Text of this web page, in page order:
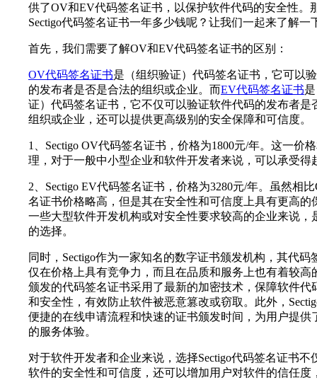
供了OV和EV代码签名证书，以保护软件代码的安全性。
Sectigo代码签名证书一年多少钱呢？让我们一起来了解一
首先，我们需要了解OV和EV代码签名证书的区别：
OV代码签名证书是（组织验证）代码签名证书，它可以
的发布者是否是合法的组织或企业。而EV代码签名证书
证）代码签名证书，它不仅可以验证软件代码的发布者是
组织或企业，还可以提供更高级别的安全保障和可信度。
1、Sectigo OV代码签名证书，价格为1800元/年。这一价
理，对于一般中小型企业和软件开发者来说，可以承受得
2、Sectigo EV代码签名证书，价格为3280元/年。虽然相
名证书价格略高，但是其在安全性和可信度上具有更高的
一些大型软件开发机构或对安全性要求较高的企业来说，
的选择。
同时，Sectigo作为一家知名的数字证书颁发机构，其代码
仅在价格上具有竞争力，而且在品质和服务上也有着较高
颁发的代码签名证书采用了最新的加密技术，保障软件代
和安全性，有效防止软件被恶意篡改或窃取。此外，
便捷的在线申请流程和快速的证书颁发时间，为用户提供
的服务体验。
对于软件开发者和企业来说，选择Sectigo代码签名证书不
软件的安全性和可信度，还可以增加用户对软件的信任度